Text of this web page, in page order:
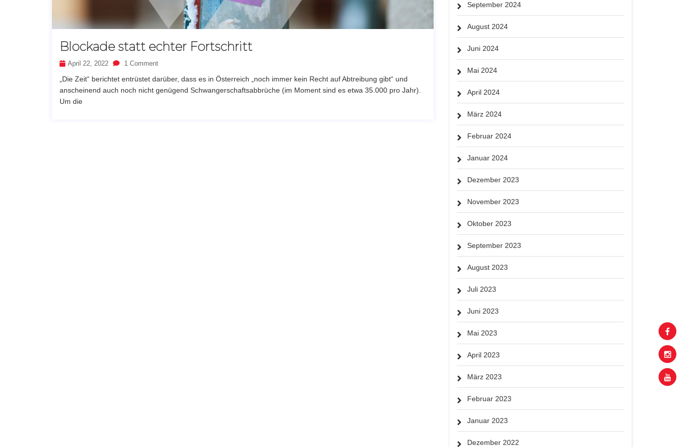
Blockade statt echter Fortschritt
April 22, 2022 1 Comment
„Die Zeit“ berichtet entrüstet darüber, dass es in Österreich „noch immer kein Recht auf Abtreibung gibt“ und
anscheinend auch noch nicht genügend Schwangerschaftsabbrüche (im Moment sind es etwa 35.000 pro Jahr).
Um die
September 2024
August 2024
Juni 2024
Mai 2024
April 2024
März 2024
Februar 2024
Januar 2024
Dezember 2023
November 2023
Oktober 2023
September 2023
August 2023
Juli 2023
Juni 2023
Mai 2023
April 2023
März 2023
Februar 2023
Januar 2023
Dezember 2022